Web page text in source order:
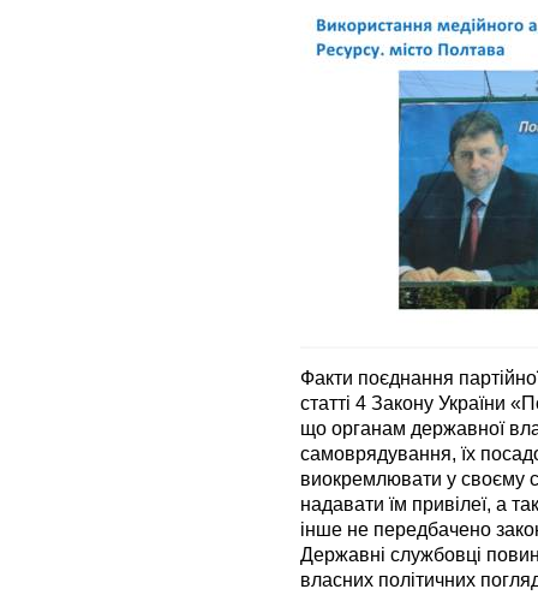
Факти поєднання
статті 4 Закону України
що органам державної
самоврядування, їх
виокремлювати у своєму
надавати їм привілеї, а
інше не передбачено
Державні службовці
власних політичних